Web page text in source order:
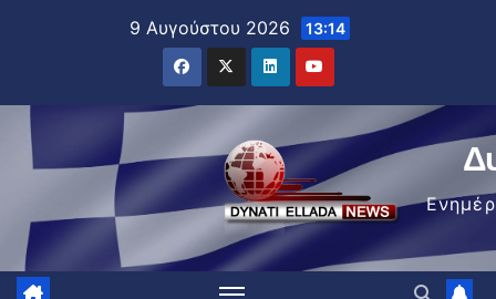
9 Αυγούστου 2026 13:14